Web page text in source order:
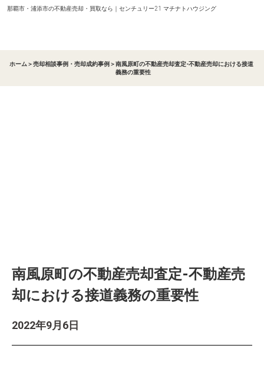
那覇市・浦添市の不動産売却・買取なら｜センチュリー21 マチナトハウジング
ホーム ＞売却相談事例・売却成約事例 ＞南風原町の不動産売却査定-不動産売却における接道
義務の重要性
南風原町の不動産売却査定-不動産売
却における接道義務の重要性
2022年9月6日